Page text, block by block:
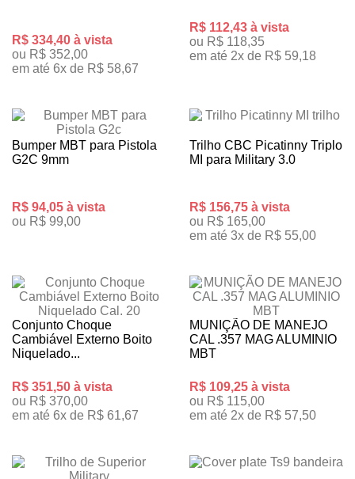
R$ 334,40 à vista
ou R$ 352,00
em até 6x de R$ 58,67
R$ 112,43 à vista
ou R$ 118,35
em até 2x de R$ 59,18
Bumper MBT para Pistola
G2C 9mm
R$ 94,05 à vista
ou R$ 99,00
Trilho CBC Picatinny Triplo
MI para Military 3.0
R$ 156,75 à vista
ou R$ 165,00
em até 3x de R$ 55,00
Conjunto Choque
Cambiável Externo Boito
Niquelado...
R$ 351,50 à vista
ou R$ 370,00
em até 6x de R$ 61,67
MUNIÇÃO DE MANEJO
CAL .357 MAG ALUMINIO
MBT
R$ 109,25 à vista
ou R$ 115,00
em até 2x de R$ 57,50